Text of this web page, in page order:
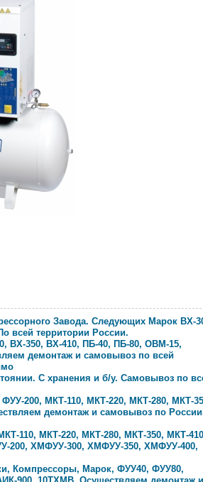
Завода. Следующих Марок ВХ-
всей территории России.
ВХ-350, ВХ-410, ПБ-40, ПБ-80, ОВМ-15,
демонтаж и самовывоз по всей
С хранения и б/у. Самовывоз по
200, МКТ-110, МКТ-220, МКТ-280, МКТ-
демонтаж и самовывоз по
110, МКТ-220, МКТ-280, МКТ-350, МКТ-
ХМФУУ-300, ХМФУУ-350, ХМФУУ-400,
Компрессоры, Марок, ФУУ40, ФУУ80,